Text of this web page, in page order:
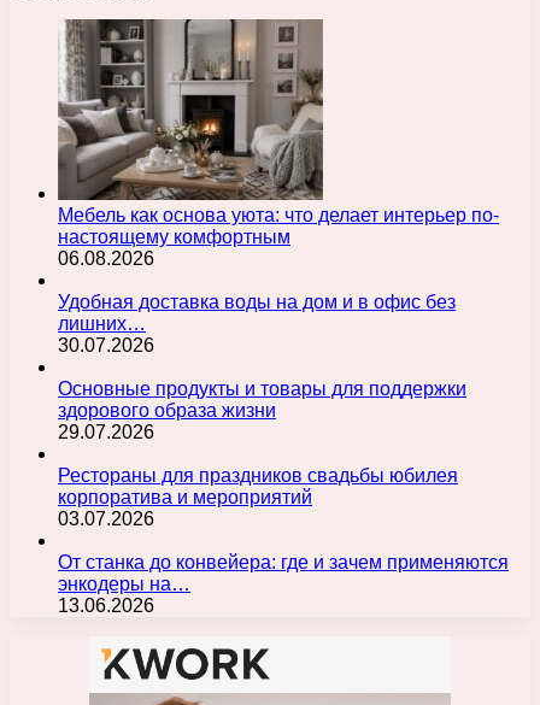
Мебель как основа уюта: что делает интерьер по-
настоящему комфортным
06.08.2026
Удобная доставка воды на дом и в офис без
лишних…
30.07.2026
Основные продукты и товары для поддержки
здорового образа жизни
29.07.2026
Рестораны для праздников свадьбы юбилея
корпоратива и мероприятий
03.07.2026
От станка до конвейера: где и зачем применяются
энкодеры на…
13.06.2026